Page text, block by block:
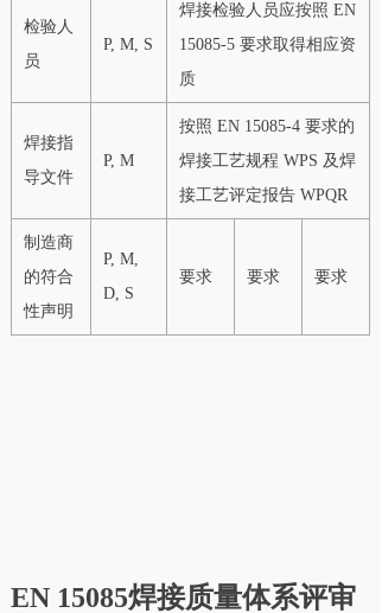
检验人
员
P, M, S
焊接检验人员应按照 EN
15085-5 要求取得相应资
质
焊接指
导文件
P, M
按照 EN 15085-4 要求的
焊接工艺规程 WPS 及焊
接工艺评定报告 WPQR
制造商
的符合
性声明
P, M,
D, S
要求 要求 要求
EN 15085焊接质量体系评审